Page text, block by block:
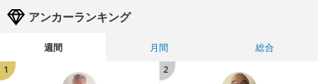
アンカーランキング
週間 月間
総合
1
2